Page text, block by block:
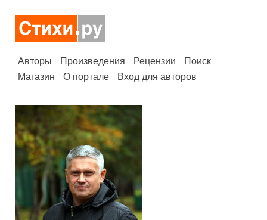
Авторы Произведения Рецензии
Поиск
Магазин
О портале Вход для авторов